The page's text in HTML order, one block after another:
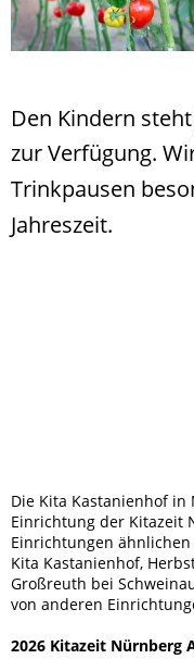
Den Kindern
zur Verfügung.
Trinkpausen
Jahreszeit.
Die Kita Kastanienhof
Einrichtung der Kitazeit
Einrichtungen
Kita Kastanienhof,
Großreuth bei
von anderen
2026 Kitazeit Nürnberg